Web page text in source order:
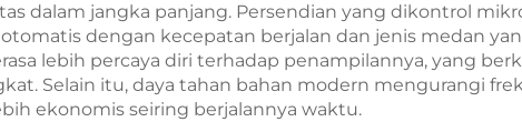
dalam jangka panjang. Persendian yang dikontrol
dengan kecepatan berjalan dan jenis medan
lebih percaya diri terhadap penampilannya, yang
Selain itu, daya tahan bahan modern mengurangi
ekonomis seiring berjalannya waktu.